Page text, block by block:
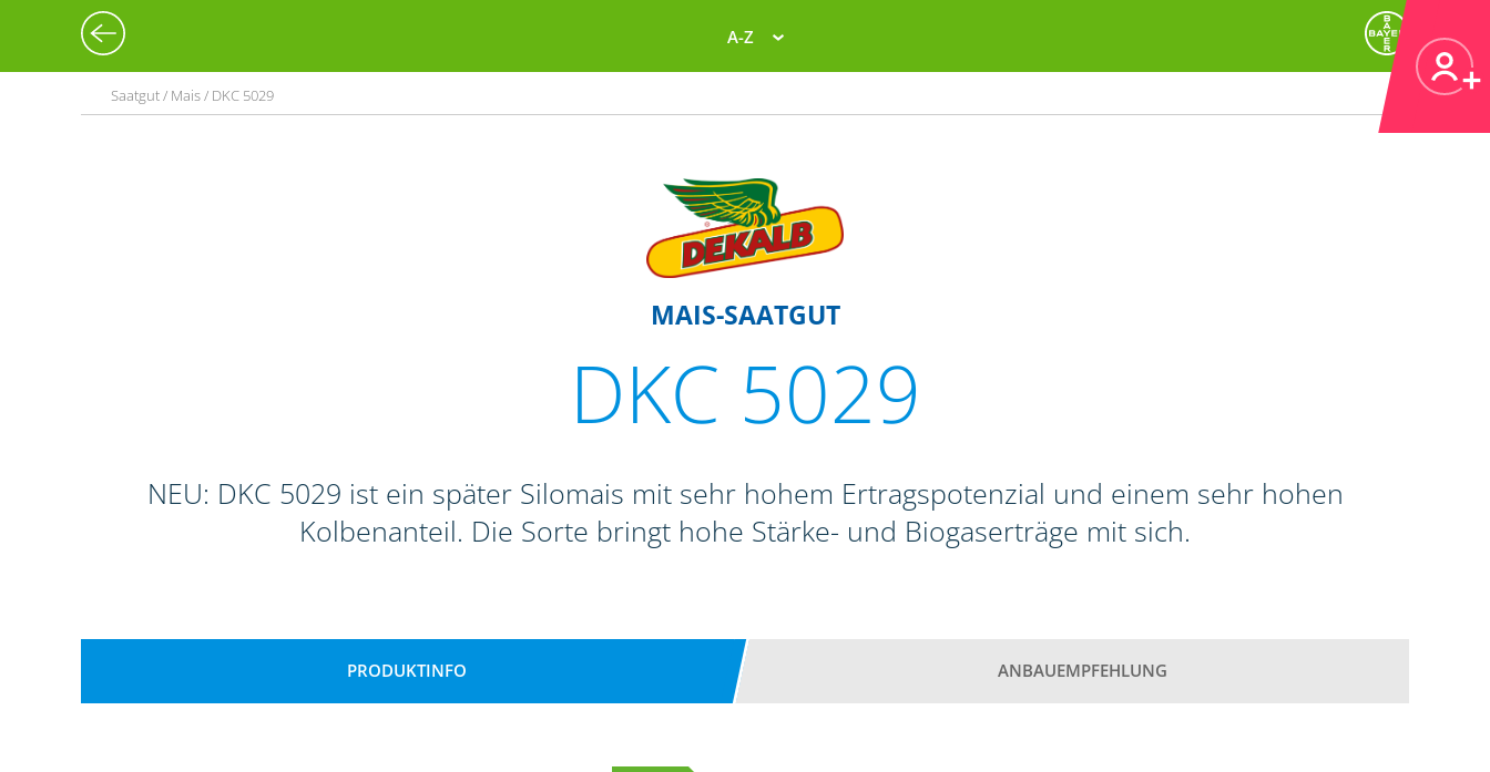
A-Z
Saatgut / Mais / DKC 5029
MAIS-SAATGUT
DKC 5029
NEU: DKC 5029 ist ein später Silomais mit sehr hohem Ertragspotenzial und einem sehr hohen
Kolbenanteil. Die Sorte bringt hohe Stärke- und Biogaserträge mit sich.
PRODUKTINFO ANBAUEMPFEHLUNG